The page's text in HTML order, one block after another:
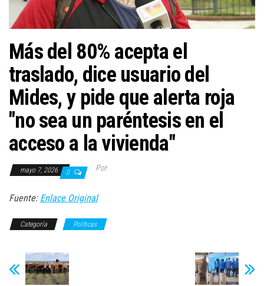
Más del 80% acepta el
traslado, dice usuario del
Mides, y pide que alerta roja
"no sea un paréntesis en el
acceso a la vivienda"
mayo 7, 2026 0 Por
Fuente: Enlace Original
Categoría Políticas